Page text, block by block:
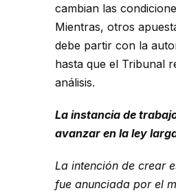
cambian las
Mientras, otros
debe partir con la
hasta que el Tribunal
análisis.
La instancia de
avanzar en la ley
La intención de crear
fue anunciada por el